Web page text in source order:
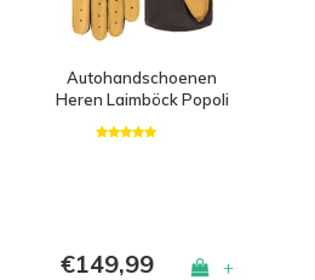
Autohandschoenen
Heren Laimböck Popoli
€149,99 +